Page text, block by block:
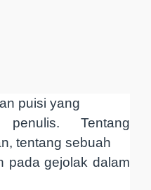
puisi yang
Tentang
tentang sebuah
pada gejolak dalam